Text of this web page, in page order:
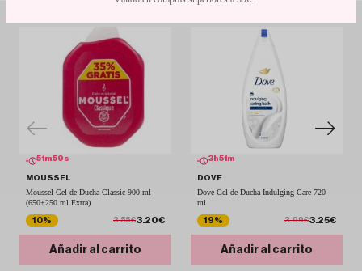
51 m59 s
MOUSSEL
Moussel Gel de Ducha Classic 900 ml
(650+250 ml Extra)
10%
3.55€3.20€
Añadir al carrito
3 h51 m
DOVE
Dove Gel de Ducha Indulging Care 720
ml
19%
3.99€3.25€
Añadir al carrito